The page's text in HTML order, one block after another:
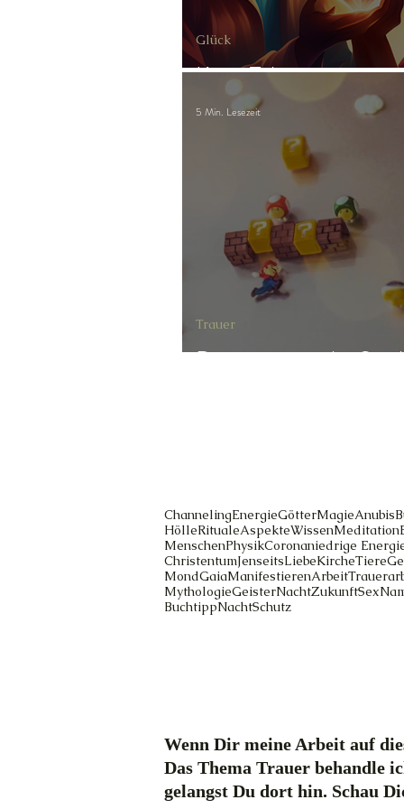
Kern-Talente
Glück
Das magnetische
Trauer
5 Min. Lesezeit
ChannelingEnergieGötterMagieAnubis
HölleRitualeAspekteWissenMeditation
MenschenPhysikCoronaniedrige
ChristentumJenseitsLiebeKircheTiere
MondGaiaManifestierenArbeit
MythologieGeisterNachtZukunftSex
BuchtippNachtSchutz
Wenn Dir meine Arbeit auf
Das Thema Trauer behandle
gelangst Du dort hin. Schau